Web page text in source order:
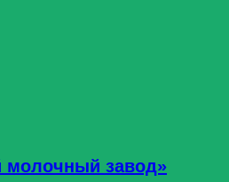
молочный завод»